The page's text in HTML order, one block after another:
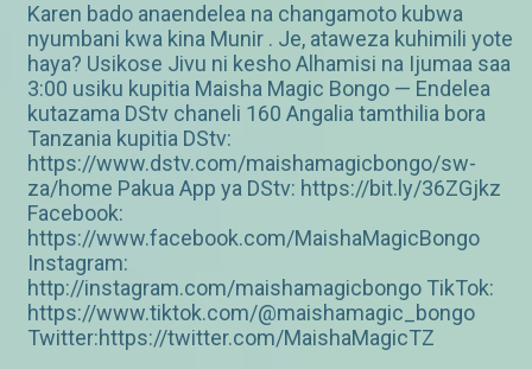
Karen bado anaendelea na changamoto kubwa
nyumbani kwa kina Munir . Je, ataweza kuhimili yote
haya? Usikose Jivu ni kesho Alhamisi na Ijumaa saa
3:00 usiku kupitia Maisha Magic Bongo — Endelea
kutazama DStv chaneli 160 Angalia tamthilia bora
Tanzania kupitia DStv:
https://www.dstv.com/maishamagicbongo/sw-
za/home Pakua App ya DStv: https://bit.ly/36ZGjkz
Facebook:
https://www.facebook.com/MaishaMagicBongo
Instagram:
http://instagram.com/maishamagicbongo TikTok:
https://www.tiktok.com/@maishamagic_bongo
Twitter:https://twitter.com/MaishaMagicTZ